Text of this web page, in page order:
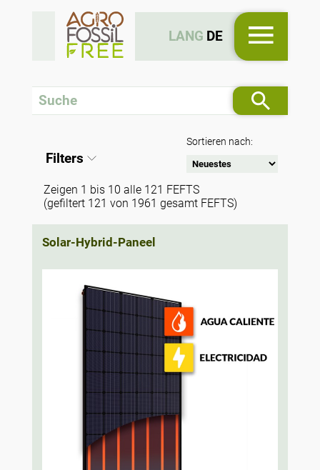
LANG DE
Filters
Sortieren nach:
Zeigen 1 bis 10 alle 121 FEFTS
(gefiltert 121 von 1961 gesamt FEFTS)
Solar-Hybrid-Paneel